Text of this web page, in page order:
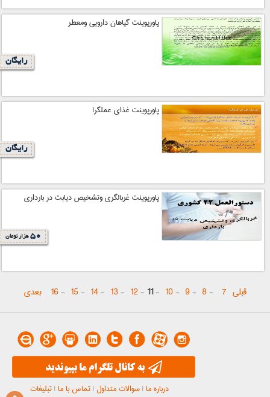
پاورپوینت گیاهان دارویی ومعطر
رایگان
پاورپوینت غذاي عملگرا
رایگان
پاورپوینت غربالگری وتشخیص دیابت در بارداری
50 هزار تومان
قبلی 7
-
8
-
9
-
10
-
11
-
12
-
13
-
14
-
15
-
16 بعدی
درباره ما |سوالات متداول |تماس با ما |تبلیغات